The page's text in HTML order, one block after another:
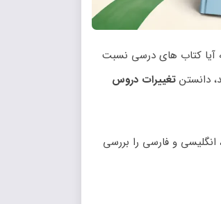
آیا کتاب‌ های درسی نسبت
دانستن تغییرات دروس
و فارسی را بررسی